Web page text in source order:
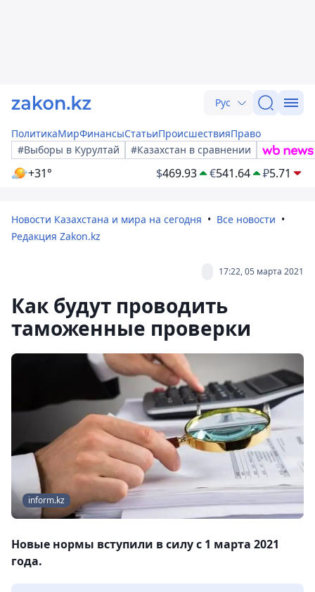
Рус
ПолитикаМирФинансыСтатьиПроисшествияПраво
#Выборы в Курултай
#Казахстан в сравнении
+31° $469.93 €541.64 ₽5.71
Новости Казахстана и мира на сегодня
Все новости
Редакция Zakon.kz
17:22, 05 марта 2021
Как будут проводить
таможенные проверки
inform.kz
Новые нормы вступили в силу с 1 марта 2021
года.